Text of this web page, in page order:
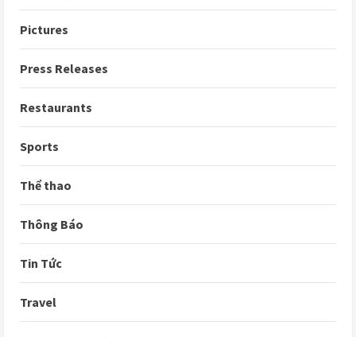
Pictures
Press Releases
Restaurants
Sports
Thể thao
Thông Báo
Tin Tức
Travel